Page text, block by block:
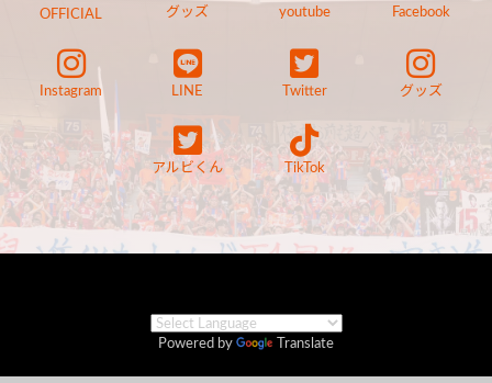
OFFICIAL グッズ youtube Facebook
Instagram LINE Twitter グッズ
アルビくん TikTok
Powered by Translate